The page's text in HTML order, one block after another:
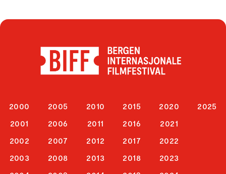
2000
2001
2002
2003
2005
2006
2007
2008
2010
2011
2012
2013
2015
2016
2017
2018
2020
2021
2022
2023
2025